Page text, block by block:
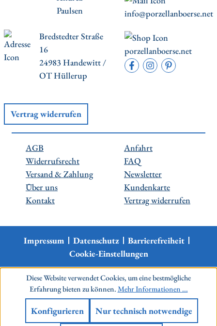
Paulsen
info@porzellanboerse.net
Bredstedter Straße
16
24983 Handewitt /
OT Hüllerup
porzellanboerse.net
Vertrag widerrufen
AGB
Widerrufsrecht
Versand & Zahlung
Über uns
Kontakt
Anfahrt
FAQ
Newsletter
Kundenkarte
Vertrag widerrufen
Impressum Datenschutz
Barrierefreiheit
Cookie-Einstellungen
Diese Website verwendet Cookies, um eine bestmögliche
Erfahrung bieten zu können.Mehr Informationen ...
Nur technisch notwendige
Konfigurieren